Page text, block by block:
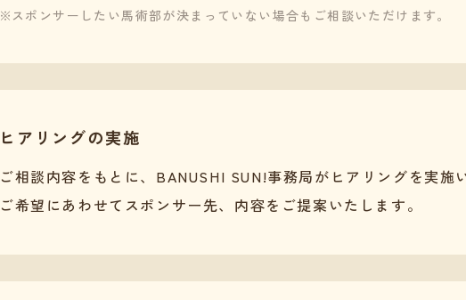
スポンサーしたい馬術部が決まっていない場合もご相談いただけます。
ヒアリングの実施
ご相談内容をもとに、BANUSHI SUN!事務局がヒアリングを実施
ご希望にあわせてスポンサー先、内容をご提案いたします。